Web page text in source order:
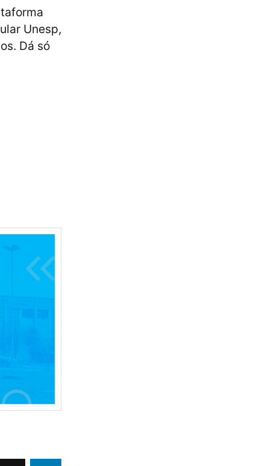
Unesp,
Dá só